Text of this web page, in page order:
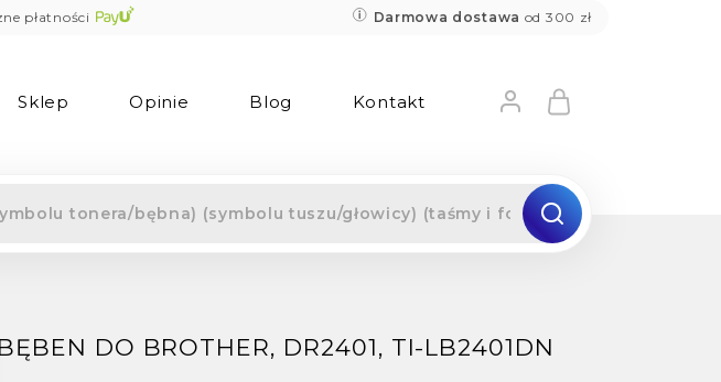
płatności Darmowa dostawa od 300 zł
Sklep Opinie Blog Kontakt
BĘBEN DO BROTHER, DR2401, TI-LB2401DN